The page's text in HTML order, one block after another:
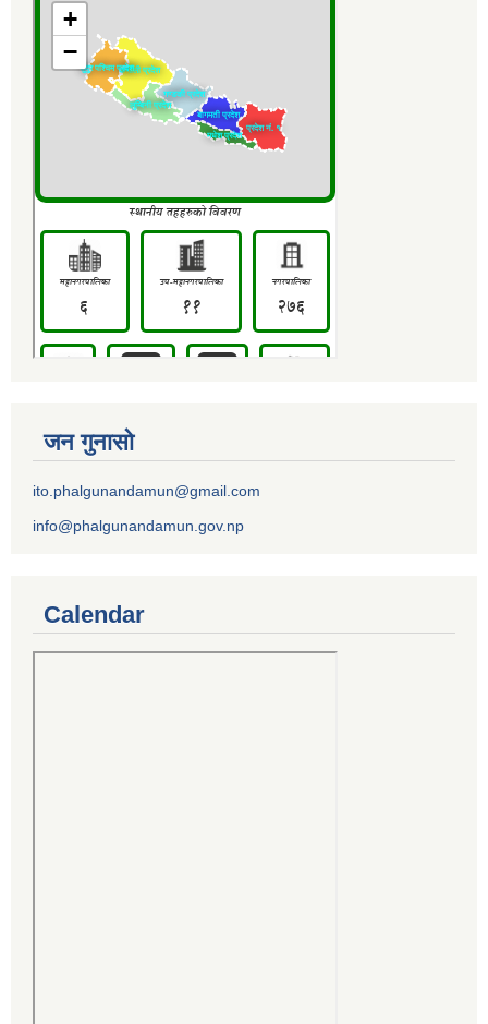
जन गुनासो
ito.phalgunandamun@gmail.com
info@phalgunandamun.gov.np
Calendar